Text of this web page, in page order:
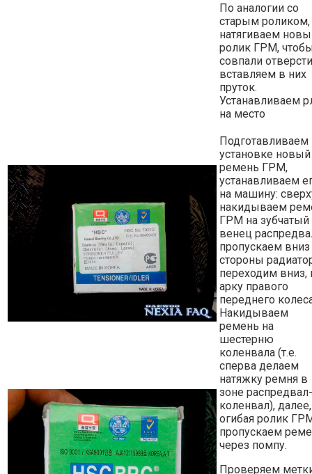
По аналогии со
старым роликом,
натягиваем
ролик ГРМ,
совпали
вставляем в них
пруток.
Устанавливаем
на место
Подготавливаем
установке новый
ремень ГРМ,
устанавливаем
на машину:
накидываем
ГРМ на зубчатый
венец
пропускаем вниз
стороны
переходим вниз,
арку правого
переднего
Накидываем
ремень на
шестерню
коленвала (т.е.
сперва делаем
натяжку ремня в
зоне распредвал-
коленвал), далее,
огибая ролик
пропускаем
через помпу.
Проверяем